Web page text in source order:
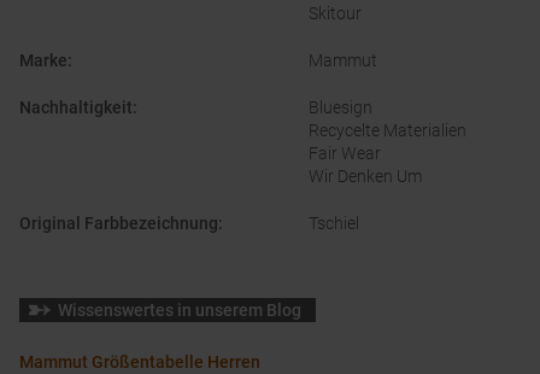
Skitour
Marke: Mammut
Nachhaltigkeit:
Bluesign
Recycelte Materialien
Fair Wear
Wir Denken Um
Original Farbbezeichnung: Tschiel
Wissenswertes in unserem Blog
Mammut Größentabelle Herren